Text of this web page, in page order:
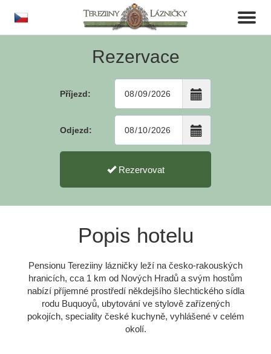
Toggle
Rezervace
Příjezd:
Odjezd:
Rezervovat
Popis hotelu
Pensionu Tereziiny lázničky leží na česko-rakouských
hranicích, cca 1 km od Nových Hradů a svým hostům
nabízí příjemné prostředí někdejšího šlechtického sídla
rodu Buquoyů, ubytování ve stylově zařízených
pokojích, speciality české kuchyně, vyhlášené v celém
okolí.